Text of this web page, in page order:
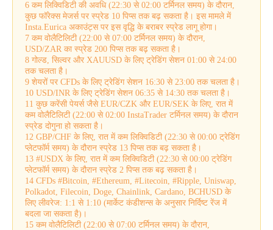
6 कम लिक्विडिटी की अवधि (22:30 से 02:00 टर्मिनल समय) के दौरान,
कुछ फॉरेक्स मेजर्स पर स्प्रेड 10 पिप्स तक बढ़ सकता है। इस मामले में
Insta.Eurica अकाउंट्स पर इस वृद्धि के बराबर स्प्रेड लागू होगा।
7 कम वोलैटिलिटी (22:00 से 07:00 टर्मिनल समय) के दौरान,
USD/ZAR का स्प्रेड 200 पिप्स तक बढ़ सकता है।
8 गोल्ड, सिल्वर और XAUUSD के लिए ट्रेडिंग सेशन 01:00 से 24:00
तक चलता है।
9 शेयरों पर CFDs के लिए ट्रेडिंग सेशन 16:30 से 23:00 तक चलता है।
10 USD/INR के लिए ट्रेडिंग सेशन 06:35 से 14:30 तक चलता है।
11 कुछ करेंसी पेयर्स जैसे EUR/CZK और EUR/SEK के लिए, रात में
कम वोलैटिलिटी (22:00 से 02:00 InstaTrader टर्मिनल समय) के दौरान
स्प्रेड दोगुना हो सकता है।
12 GBP/CHF के लिए, रात में कम लिक्विडिटी (22:30 से 00:00 ट्रेडिंग
प्लेटफॉर्म समय) के दौरान स्प्रेड 13 पिप्स तक बढ़ सकता है।
13 #USDX के लिए, रात में कम लिक्विडिटी (22:30 से 00:00 ट्रेडिंग
प्लेटफॉर्म समय) के दौरान स्प्रेड 2 पिप्स तक बढ़ सकता है।
14 CFDs #Bitcoin, #Ethereum, #Litecoin, #Ripple, Uniswap,
Polkadot, Filecoin, Doge, Chainlink, Cardano, BCHUSD के
लिए लीवरेज: 1:1 से 1:10 (मार्केट कंडीशन्स के अनुसार निर्दिष्ट रेंज में
बदला जा सकता है)।
15 कम वोलैटिलिटी (22:00 से 07:00 टर्मिनल समय) के दौरान,